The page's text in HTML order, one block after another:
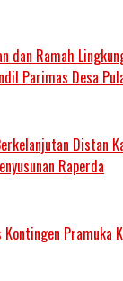
dan Ramah
Parimas Desa
Distan
Raperda
Kontingen Pramuka